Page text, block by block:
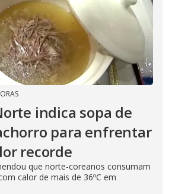
indica sopa de
para enfrentar
recorde
que norte-coreanos consumam
calor de mais de 36ºC em